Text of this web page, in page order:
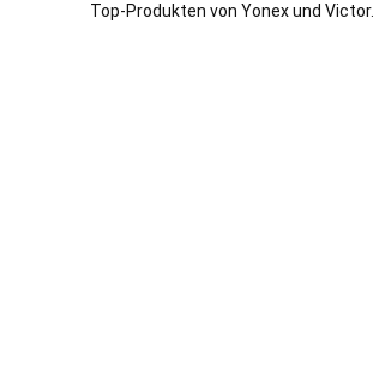
Top-Produkten von Yonex und Victor.